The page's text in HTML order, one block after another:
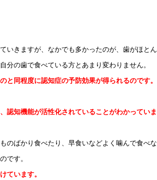
きますが、なかでも多かったのが、歯がほと
分の歯で食べている方とあまり変わりません。
と 同程度に認知症の予防効果が得られるのです。
認知機能が活性化されていることがわかっていま
ばかり食べたり、早食いなどよく噛んで食べ
です。
ています。